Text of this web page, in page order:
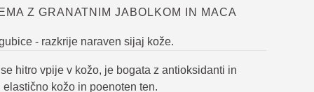
Z GRANATNIM JABOLKOM IN MACA
- razkrije naraven sijaj kože.
hitro vpije v kožo, je bogata z antioksidanti in
kožo in poenoten ten.